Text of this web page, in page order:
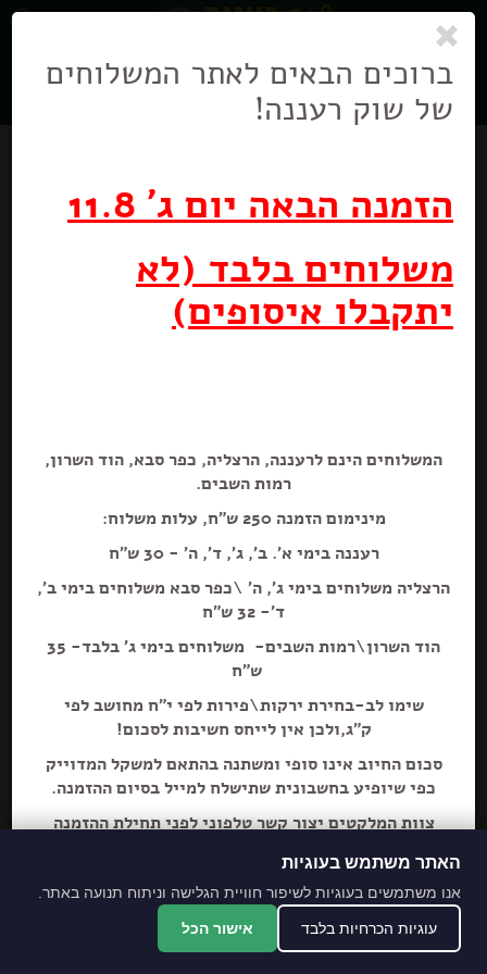
ניווט
בניווט
הוספה+
תה ירוק צ'אי מסאלה
ברוכים הבאים לאתר המשלוחים
של שוק רעננה!
הזמנה הבאה יום ג' 11.8
משלוחים בלבד (לא
יתקבלו איסופים)
המשלוחים הינם לרעננה, הרצליה, כפר סבא, הוד השרון,
רמות השבים.
מינימום הזמנה 250 ש"ח, עלות משלוח:
רעננה בימי א'. ב', ג', ד', ה' - 30 ש"ח
הרצליה משלוחים בימי ג', ה' \כפר סבא משלוחים בימי ב',
ד'- 32 ש"ח
הוד השרון\רמות השבים- משלוחים בימי ג' בלבד- 35
ש"ח
שימו לב-בחירת ירקות\פירות לפי י"ח מחושב לפי
ק"ג,ולכן אין לייחס חשיבות לסכום!
סכום החיוב אינו סופי ומשתנה בהתאם למשקל המדוייק
כפי שיופיע בחשבונית שתישלח למייל בסיום ההזמנה.
צוות המלקטים יצור קשר טלפוני לפני תחילת ההזמנה
מתחייבים לסחורה הכי
מובחרת!
*האתר והמקום עם נגישות מלאה לנכים.
האתר משתמש בעוגיות
אנו משתמשים בעוגיות לשיפור חוויית הגלישה וניתוח תנועה באתר.
עוגיות הכרחיות בלבד אישור הכל